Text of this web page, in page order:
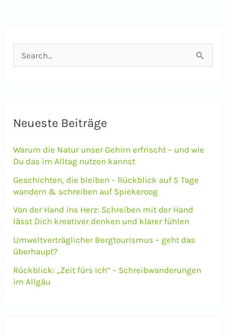
u
e
n
c
h
:
Neueste Beiträge
Warum die Natur unser Gehirn erfrischt – und wie
Du das im Alltag nutzen kannst
Geschichten, die bleiben – Rückblick auf 5 Tage
wandern & schreiben auf Spiekeroog
Von der Hand ins Herz: Schreiben mit der Hand
lässt Dich kreativer denken und klarer fühlen
Umweltverträglicher Bergtourismus – geht das
überhaupt?
Rückblick: „Zeit fürs Ich“ – Schreibwanderungen
im Allgäu